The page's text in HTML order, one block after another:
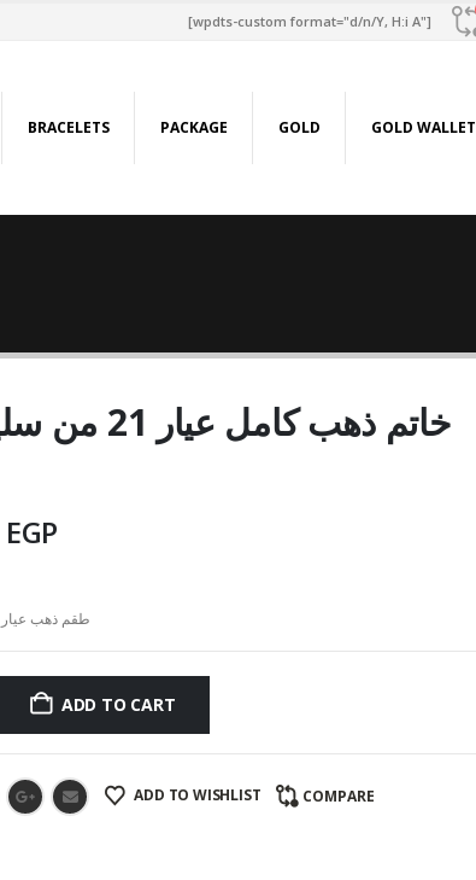
[wpdts-custom format="d/n/Y, H:i A"]
BRACELETS PACKAGE GOLD GOLD WALLET
خاتم ذهب كامل عيار 21 من سليمه جولد
EGP
طقم ذهب عيار 21
ADD TO CART
ADD TO WISHLIST COMPARE